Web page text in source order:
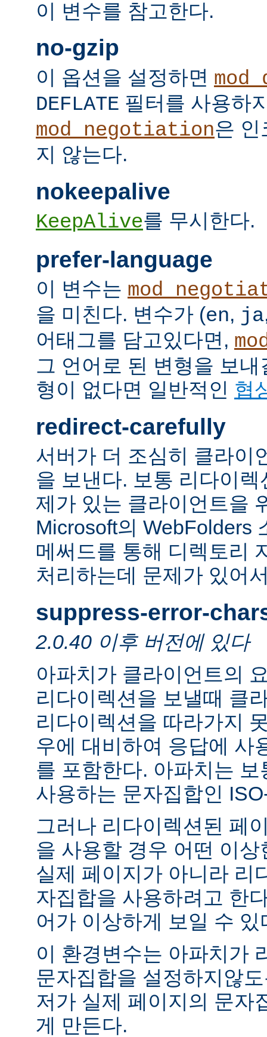
이 변수를 참고한다.
no-gzip
이 옵션을 설정하면
DEFLATE 필터를 사용하
mod_negotiation은 인
지 않는다.
nokeepalive
KeepAlive를 무시한다.
prefer-language
이 변수는
을 미친다. 변수가 (en, ja
어태그를 담고있다면,
그 언어로 된 변형을 보
형이 없다면 일반적인 협
redirect-carefully
서버가 더 조심히 클라이
을 보낸다. 보통 리다이
제가 있는 클라이언트을
Microsoft의 WebFolders
메써드를 통해 디렉토리
처리하는데 문제가 있어
suppress-error-
2.0.40 이후 버전에 있다
아파치가 클라이언트의
리다이렉션을 보낼때 클
리다이렉션을 따라가지
우에 대비하여 응답에 사
를 포함한다. 아파치는
사용하는 문자집합인
그러나 리다이렉션된 페
을 사용할 경우 어떤 이
실제 페이지가 아니라 리
자집합을 사용하려고 한
어가 이상하게 보일 수 있
이 환경변수는 아파치가
문자집합을 설정하지않
저가 실제 페이지의 문자
게 만든다.